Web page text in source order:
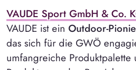
VAUDE Sport GmbH & Co.
VAUDE ist ein Outdoor-
das sich für die GWÖ
umfangreiche Produktpalette